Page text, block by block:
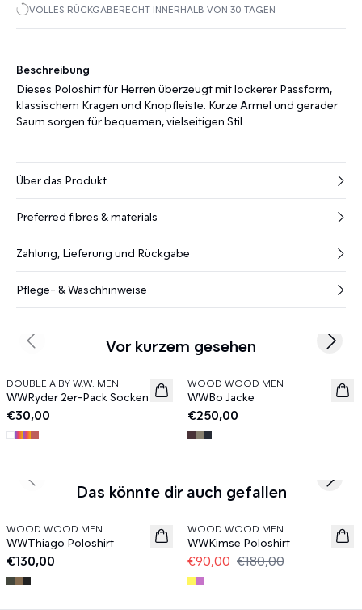
VOLLES RÜCKGABERECHT INNERHALB VON 30 TAGEN
Beschreibung
Dieses Poloshirt für Herren überzeugt mit lockerer Passform,
klassischem Kragen und Knopfleiste. Kurze Ärmel und gerader
Saum sorgen für bequemen, vielseitigen Stil.
Über das Produkt
Preferred fibres & materials
Zahlung, Lieferung und Rückgabe
Pflege- & Waschhinweise
Vor kurzem gesehen
News
DOUBLE A BY W.W. MEN
WWRyder 2er-Pack Socken
€30,00
News
WOOD WOOD MEN
WWBo Jacke
€250,00
Previous slide Next
Das könnte dir auch gefallen
News
WOOD WOOD MEN
WWThiago Poloshirt
€130,00
50%
WOOD WOOD MEN
WWKimse Poloshirt
€90,00 €180,00
Previous slide Next